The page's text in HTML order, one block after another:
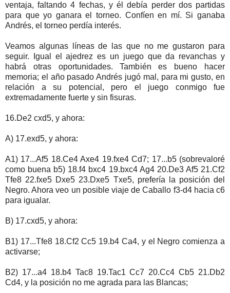
ventaja, faltando 4 fechas, y él debía perder dos partidas
para que yo ganara el torneo. Confíen en mí. Si ganaba
Andrés, el torneo perdía interés.
Veamos algunas líneas de las que no me gustaron para
seguir. Igual el ajedrez es un juego que da revanchas y
habrá otras oportunidades. También es bueno hacer
memoria; el año pasado Andrés jugó mal, para mi gusto, en
relación a su potencial, pero el juego conmigo fue
extremadamente fuerte y sin fisuras.
16.De2 cxd5, y ahora:
A) 17.exd5, y ahora:
A1) 17...Af5 18.Ce4 Axe4 19.fxe4 Cd7; 17...b5 (sobrevaloré
como buena b5) 18.f4 bxc4 19.bxc4 Ag4 20.De3 Af5 21.Cf2
Tfe8 22.fxe5 Dxe5 23.Dxe5 Txe5, prefería la posición del
Negro. Ahora veo un posible viaje de Caballo f3-d4 hacia c6
para igualar.
B) 17.cxd5, y ahora:
B1) 17...Tfe8 18.Cf2 Cc5 19.b4 Ca4, y el Negro comienza a
activarse;
B2) 17...a4 18.b4 Tac8 19.Tac1 Cc7 20.Cc4 Cb5 21.Db2
Cd4, y la posición no me agrada para las Blancas;